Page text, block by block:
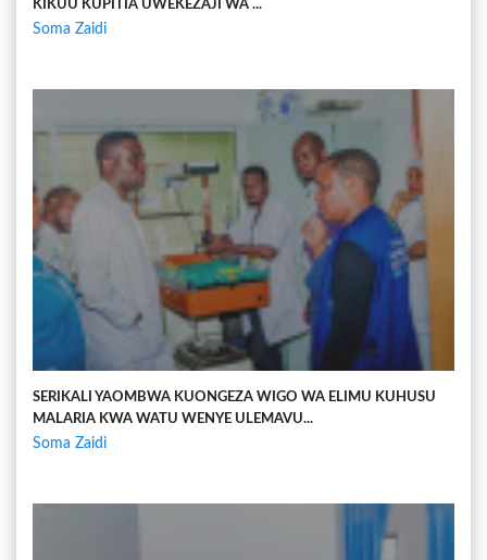
KIKUU KUPITIA UWEKEZAJI WA ...
Soma Zaidi
SERIKALI YAOMBWA KUONGEZA WIGO WA ELIMU KUHUSU
MALARIA KWA WATU WENYE ULEMAVU...
Soma Zaidi